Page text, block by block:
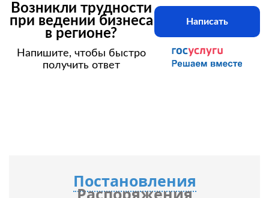
Возникли трудности
при ведении бизнеса
в регионе?
Напишите, чтобы быстро
получить ответ
Написать
Постановления
Распоряжения